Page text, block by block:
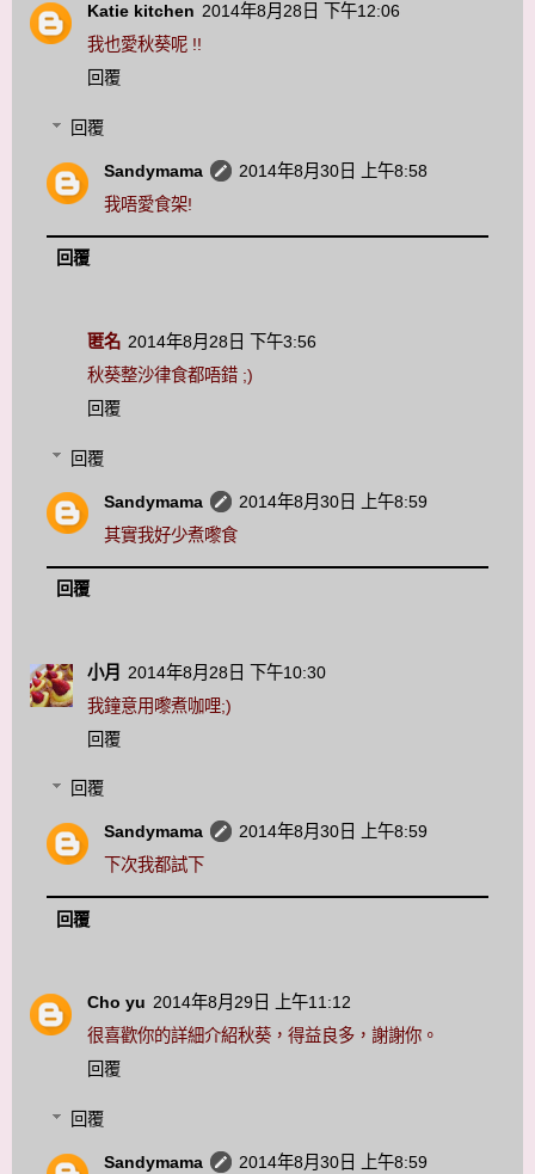
Katie kitchen 2014年8月28日 下午12:06
我也愛秋葵呢 !!
回覆
回覆
Sandymama
2014年8月30日 上午8:58
我唔愛食架!
回覆
匿名 2014年8月28日 下午3:56
秋葵整沙律食都唔錯 ;)
回覆
回覆
Sandymama
2014年8月30日 上午8:59
其實我好少煮嚟食
回覆
小月
2014年8月28日 下午10:30
我鐘意用嚟煮咖哩;)
回覆
回覆
Sandymama
2014年8月30日 上午8:59
下次我都試下
回覆
Cho yu 2014年8月29日 上午11:12
很喜歡你的詳細介紹秋葵，得益良多，謝謝你。
回覆
回覆
Sandymama
2014年8月30日 上午8:59